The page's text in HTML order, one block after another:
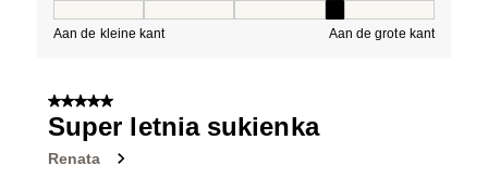
Aan de kleine kant Aan de grote kant
5 van 5 sterren.
Super letnia sukienka
Renata